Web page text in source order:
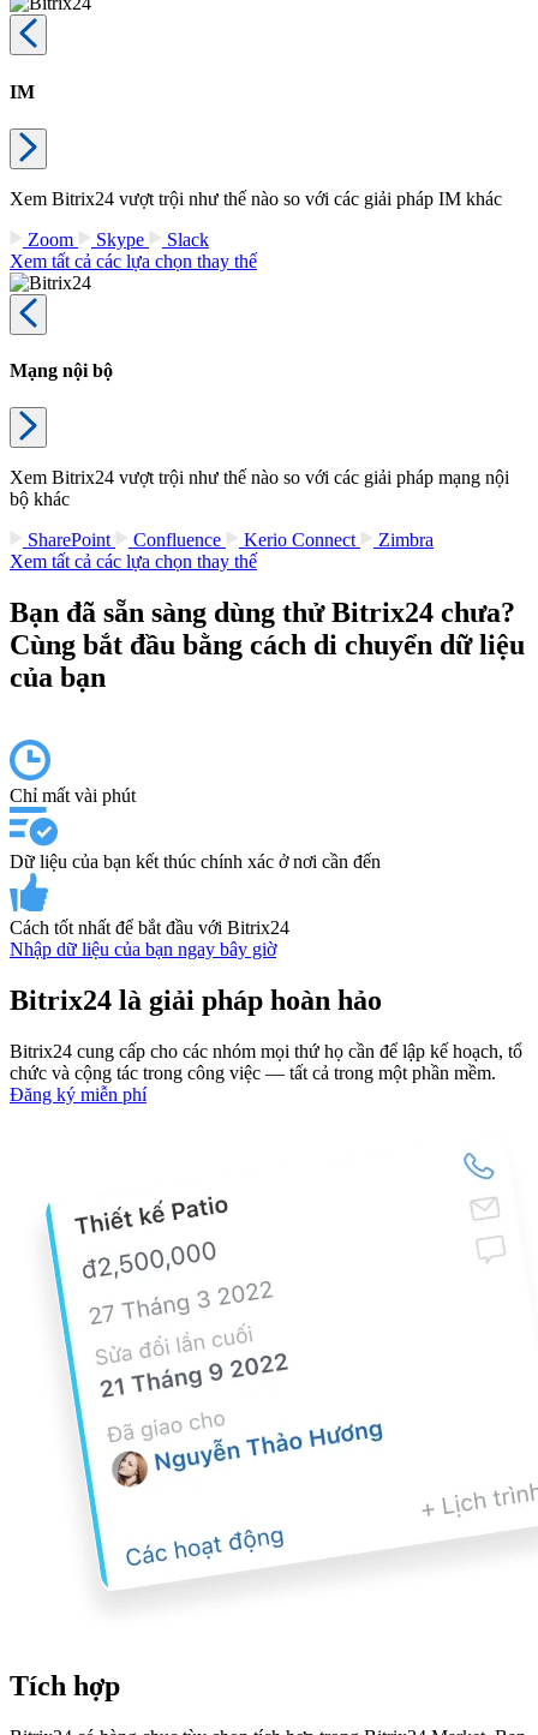
IM
Xem Bitrix24 vượt trội như thế nào so với các giải pháp IM khác
Zoom
Skype
Slack
Xem tất cả các lựa chọn thay thế
Mạng nội bộ
Xem Bitrix24 vượt trội như thế nào so với các giải pháp mạng nội
bộ khác
SharePoint
Confluence Kerio Connect
Zimbra
Xem tất cả các lựa chọn thay thế
Bạn đã sẵn sàng dùng thử Bitrix24 chưa?
Cùng bắt đầu bằng cách di chuyển dữ liệu
của bạn
Chỉ mất vài phút
Dữ liệu của bạn kết thúc chính xác ở nơi cần đến
Cách tốt nhất để bắt đầu với Bitrix24
Nhập dữ liệu của bạn ngay bây giờ
Bitrix24 là giải pháp hoàn hảo
Bitrix24 cung cấp cho các nhóm mọi thứ họ cần để lập kế hoạch, tổ
chức và cộng tác trong công việc — tất cả trong một phần mềm.
Đăng ký miễn phí
Tích hợp